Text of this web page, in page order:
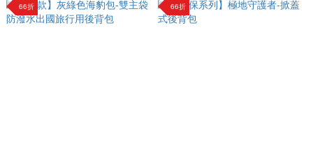
66折 66折